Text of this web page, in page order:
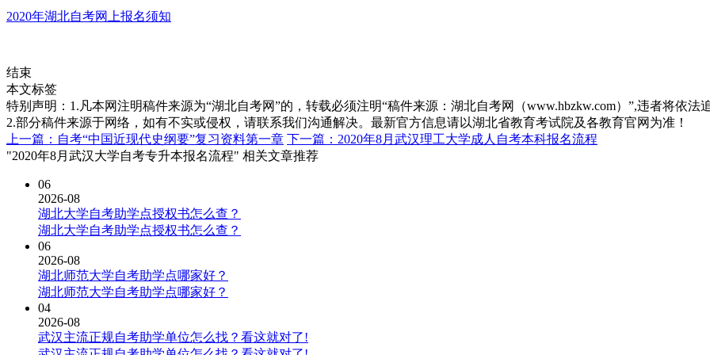
2020年湖北自考网上报名须知
结束
本文标签
特别声明：1.凡本网注明稿件来源为“湖北自考网”的，转载必须注明“稿件来源：湖北自考网（www.hbzkw.com）”,违者将依法
2.部分稿件来源于网络，如有不实或侵权，请联系我们沟通解决。最新官方信息请以湖北省教育考试院及各教育官网为准！
上一篇：自考“中国近现代史纲要”复习资料第一章 下一篇：2020年8月武汉理工大学成人自考本科报名流程
"2020年8月武汉大学自考专升本报名流程" 相关文章推荐
06
2026-08
湖北大学自考助学点授权书怎么查？
湖北大学自考助学点授权书怎么查？
06
2026-08
湖北师范大学自考助学点哪家好？
湖北师范大学自考助学点哪家好？
04
2026-08
武汉主流正规自考助学单位怎么找？看这就对了!